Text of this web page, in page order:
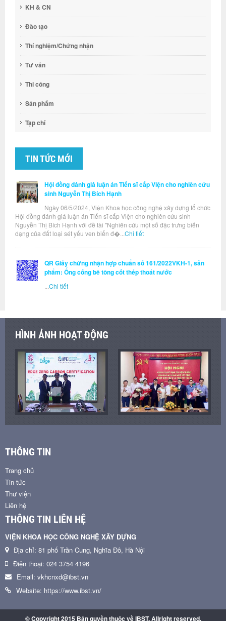
KH & CN
Đào tạo
Thí nghiệm/Chứng nhận
Tư vấn
Thi công
Sản phẩm
Tạp chí
TIN TỨC MỚI
Hội đồng đánh giá luận án Tiến sĩ cấp Viện cho nghiên cứu
sinh Nguyễn Thị Bích Hạnh
Ngày 06/5/2024, Viện Khoa học công nghệ xây dựng tổ chức
Hội đồng đánh giá luận án Tiến sĩ cấp Viện cho nghiên cứu sinh
Nguyễn Thị Bích Hạnh với đề tài "Nghiên cứu một số đặc trưng biến
dạng của đất loại sét yếu ven biển đ�... Chi tiết
QR Giấy chứng nhận hợp chuẩn số 161/2022VKH-1, sản
phẩm: Ống cống bê tông cốt thép thoát nước
Chi tiết
HÌNH ẢNH HOẠT ĐỘNG
THÔNG TIN
Trang chủ
Tin tức
Thư viện
Liên hệ
THÔNG TIN LIÊN HỆ
VIỆN KHOA HỌC CÔNG NGHỆ XÂY DỰNG
Địa chỉ: 81 phố Trần Cung, Nghĩa Đô, Hà Nội
Điện thoại: 024 3754 4196
Email: vkhcnxd@ibst.vn
Website: https://www.ibst.vn/
© Copyright 2015 Bản quyền thuộc về IBST. Allright reserved.